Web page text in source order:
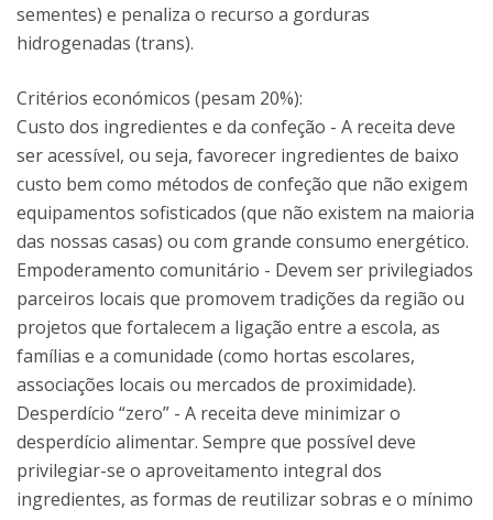
sementes) e penaliza o recurso a gorduras
hidrogenadas (trans).
Critérios económicos (pesam 20%):
Custo dos ingredientes e da confeção - A receita deve
ser acessível, ou seja, favorecer ingredientes de baixo
custo bem como métodos de confeção que não exigem
equipamentos sofisticados (que não existem na maioria
das nossas casas) ou com grande consumo energético.
Empoderamento comunitário - Devem ser privilegiados
parceiros locais que promovem tradições da região ou
projetos que fortalecem a ligação entre a escola, as
famílias e a comunidade (como hortas escolares,
associações locais ou mercados de proximidade).
Desperdício “zero” - A receita deve minimizar o
desperdício alimentar. Sempre que possível deve
privilegiar-se o aproveitamento integral dos
ingredientes, as formas de reutilizar sobras e o mínimo